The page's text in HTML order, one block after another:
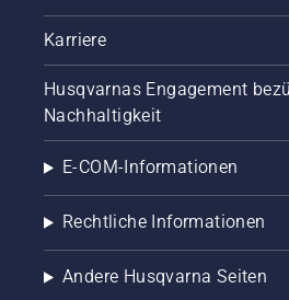
Karriere
Husqvarnas Engagement
Nachhaltigkeit
E-COM-Informationen
Rechtliche Informationen
Andere Husqvarna Seiten